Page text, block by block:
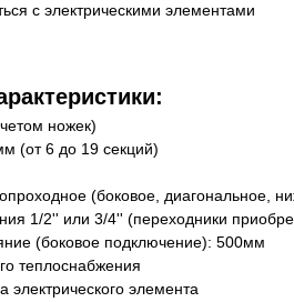
с электрическими элементами
ножек)
(от 6 до 19 секций)
(боковое, диагональное,
1/2'' или 3/4'' (переходники
(боковое подключение): 500мм
теплоснабжения
электрического элемента